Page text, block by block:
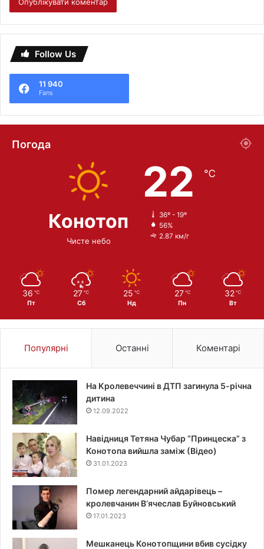
Follow Us
11 940
Fans
Погода
Конотоп
Чисте небо
22 ℃
36º - 19º
56%
2.87 км/г
36 ℃
Пт
27 ℃
Сб
25 ℃
Нд
27 ℃
Пн
32 ℃
Вт
Популярні Останні Коментарі
На Кролевеччині в ДТП загинула 5-річна
дитина
12.09.2022
Навідниця Тетяна Чубар “Принцеска” з
Конотопа вийшла заміж (Відео)
31.01.2023
Помер легендарний айдарівець –
кролевчанин В‘ячеслав Буйновський
17.01.2023
Мешканець Конотопщини вбив сусідку